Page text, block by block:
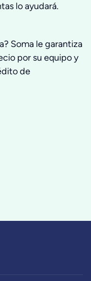
lo ayudará.
Soma le garantiza
por su equipo y
de